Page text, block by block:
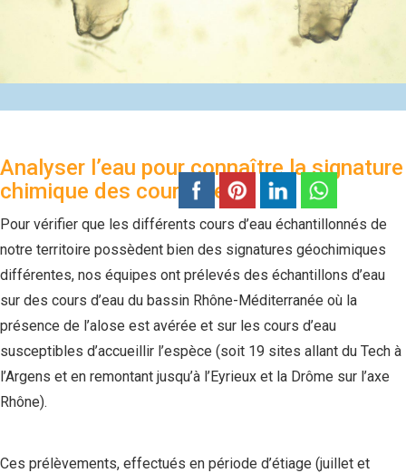
Analyser l’eau pour connaître la signature
chimique des cours d’eau
Pour vérifier que les différents cours d’eau échantillonnés de
notre territoire possèdent bien des signatures géochimiques
différentes, nos équipes ont prélevés des échantillons d’eau
sur des cours d’eau du bassin Rhône-Méditerranée où la
présence de l’alose est avérée et sur les cours d’eau
susceptibles d’accueillir l’espèce (soit 19 sites allant du Tech à
l’Argens et en remontant jusqu’à l’Eyrieux et la Drôme sur l’axe
Rhône).
Ces prélèvements, effectués en période d’étiage (juillet et